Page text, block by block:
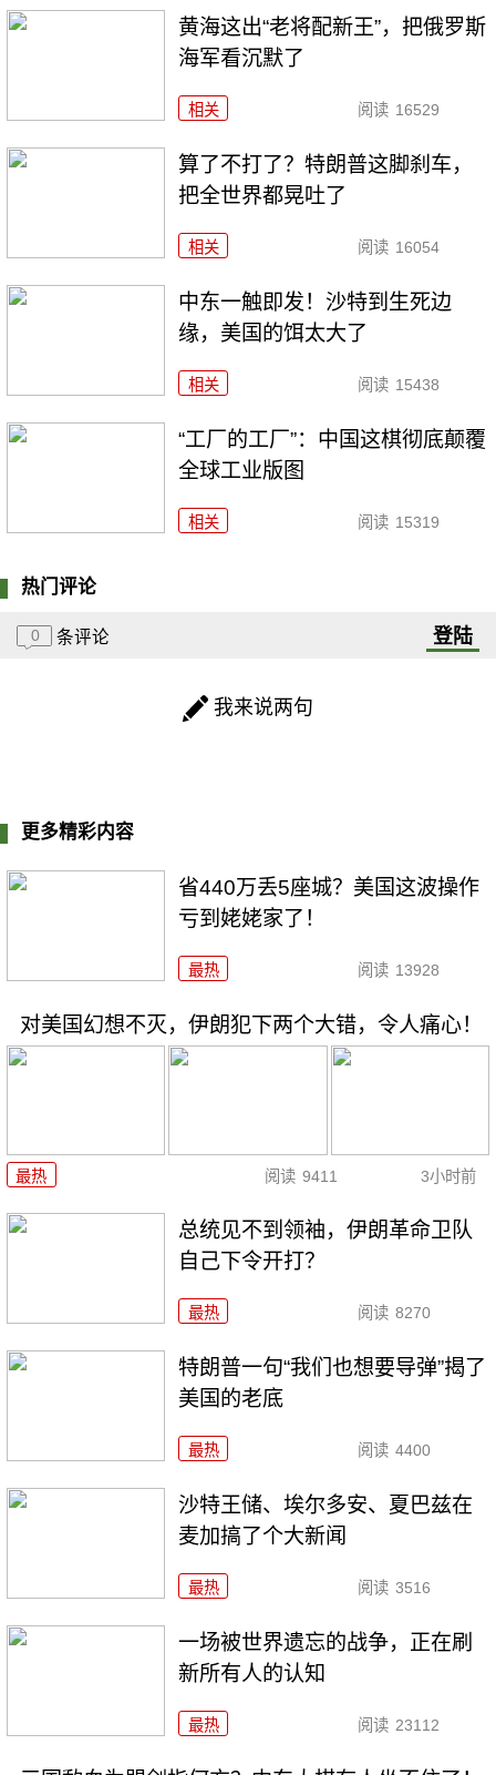
黄海这出“老将配新王”，把俄罗斯
海军看沉默了
相关 阅读 16529
算了不打了？特朗普这脚刹车，
把全世界都晃吐了
相关 阅读 16054
中东一触即发！沙特到生死边
缘，美国的饵太大了
相关 阅读 15438
“工厂的工厂”：中国这棋彻底颠覆
全球工业版图
相关 阅读 15319
热门评论
0 条评论 登陆
我来说两句
更多精彩内容
省440万丢5座城？美国这波操作
亏到姥姥家了！
最热 阅读 13928
对美国幻想不灭，伊朗犯下两个大错，令人痛心！
最热 阅读 9411 3小时前
总统见不到领袖，伊朗革命卫队
自己下令开打？
最热 阅读 8270
特朗普一句“我们也想要导弹”揭了
美国的老底
最热 阅读 4400
沙特王储、埃尔多安、夏巴兹在
麦加搞了个大新闻
最热 阅读 3516
一场被世界遗忘的战争，正在刷
新所有人的认知
最热 阅读 23112